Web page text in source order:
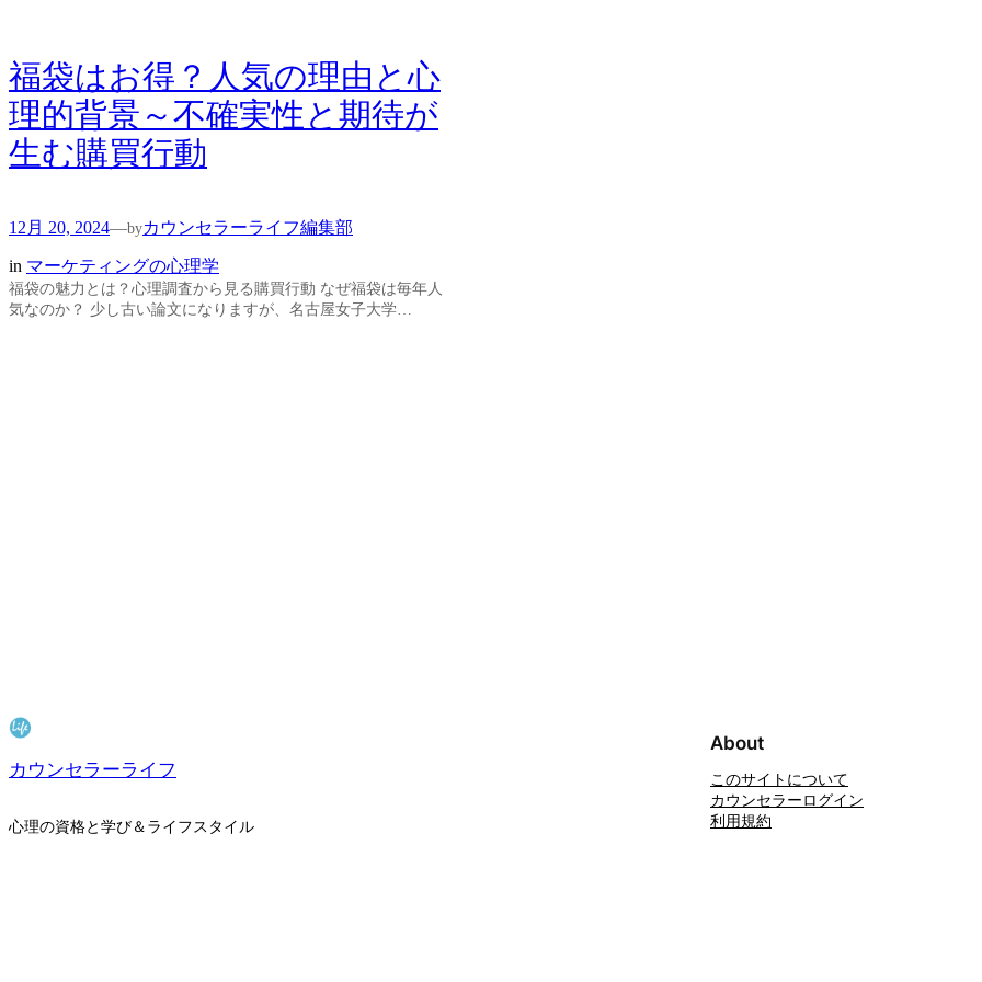
福袋はお得？人気の理由と心
理的背景～不確実性と期待が
生む購買行動
12月 20, 2024—byカウンセラーライフ編集部
in マーケティングの心理学
福袋の魅力とは？心理調査から見る購買行動 なぜ福袋は毎年人
気なのか？ 少し古い論文になりますが、名古屋女子大学…
カウンセラーライフ
心理の資格と学び＆ライフスタイル
About
このサイトについて
カウンセラーログイン
利用規約